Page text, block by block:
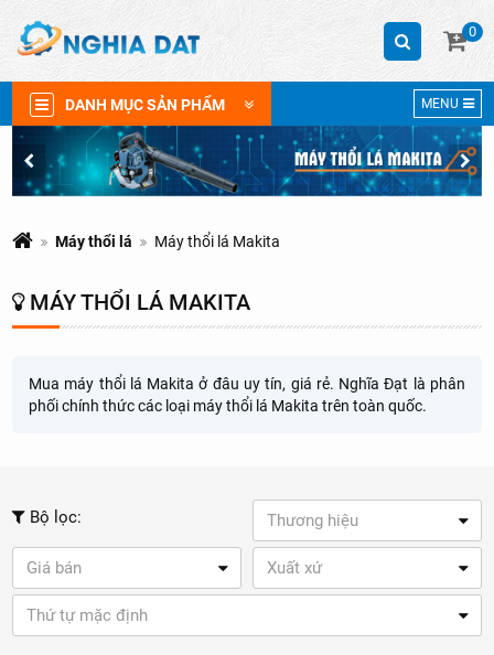
0
DANH MỤC SẢN PHẨM MENU
Máy thổi lá Máy thổi lá Makita
MÁY THỔI LÁ MAKITA
Mua máy thổi lá Makita ở đâu uy tín, giá rẻ. Nghĩa Đạt là phân
phối chính thức các loại máy thổi lá Makita trên toàn quốc.
Bộ lọc: Thương hiệu
Giá bán Xuất xứ
Thứ tự mặc định